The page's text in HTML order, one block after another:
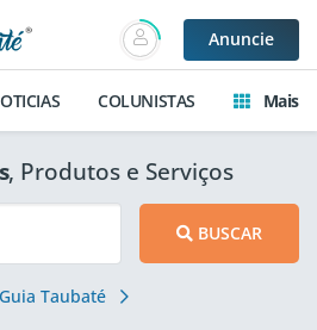
Anuncie
COLUNISTAS Mais
, Produtos e Serviços
BUSCAR
Taubaté